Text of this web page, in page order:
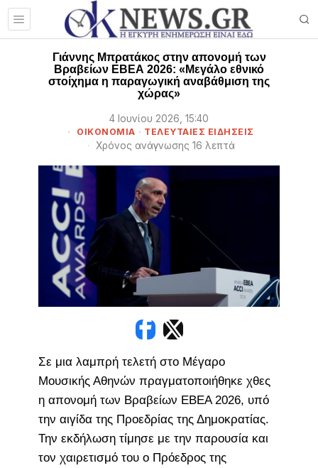
Γιάννης Μπρατάκος στην απονομή των
Βραβείων ΕΒΕΑ 2026: «Μεγάλο εθνικό
στοίχημα η παραγωγική αναβάθμιση της
χώρας»
4 Ιουνίου 2026, 15:40
ΟΙΚΟΝΟΜΙΑ · ΤΕΛΕΥΤΑΙΕΣ ΕΙΔΗΣΕΙΣ
Χρόνος ανάγνωσης 16 λεπτά
Σε μια λαμπρή τελετή στο Μέγαρο
Μουσικής Αθηνών πραγματοποιήθηκε χθες
η απονομή των Βραβείων ΕΒΕΑ 2026, υπό
την αιγίδα της Προεδρίας της Δημοκρατίας.
Την εκδήλωση τίμησε με την παρουσία και
τον χαιρετισμό του ο Πρόεδρος της